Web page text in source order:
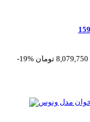
-19%
8,079,750 تومان